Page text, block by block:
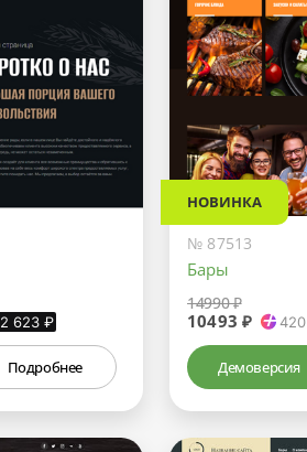
2 623 ₽
Подробнее
НОВИНКА
№ 87513
Бары
14990 ₽
10493 ₽ 420
Демоверсия